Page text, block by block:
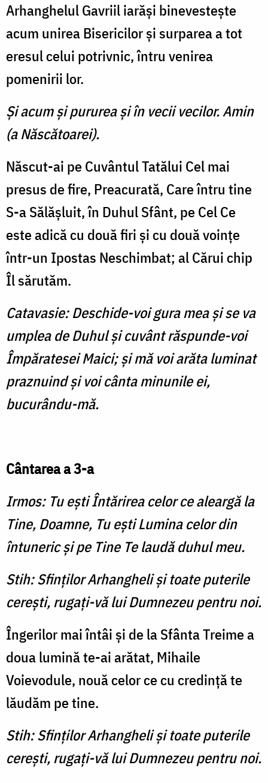
Arhanghelul Gavriil iarăşi binevesteşte
acum unirea Bisericilor şi surparea a tot
eresul celui potrivnic, întru venirea
pomenirii lor.
Şi acum şi pururea şi în vecii vecilor. Amin
(a Născătoarei).
Născut-ai pe Cuvântul Tatălui Cel mai
presus de fire, Preacurată, Care întru tine
S-a Sălăşluit, în Duhul Sfânt, pe Cel Ce
este adică cu două firi şi cu două voinţe
într-un Ipostas Neschimbat; al Cărui chip
Îl sărutăm.
Catavasie: Deschide-voi gura mea şi se va
umplea de Duhul şi cuvânt răspunde-voi
Împăratesei Maici; şi mă voi arăta luminat
praznuind şi voi cânta minunile ei,
bucurându-mă.
Cântarea a 3-a
Irmos: Tu eşti Întărirea celor ce aleargă la
Tine, Doamne, Tu eşti Lumina celor din
întuneric şi pe Tine Te laudă duhul meu.
Stih: Sfinţilor Arhangheli şi toate puterile
cereşti, rugaţi-vă lui Dumnezeu pentru noi.
Îngerilor mai întâi şi de la Sfânta Treime a
doua lumină te-ai arătat, Mihaile
Voievodule, nouă celor ce cu credinţă te
lăudăm pe tine.
Stih: Sfinţilor Arhangheli şi toate puterile
cereşti, rugaţi-vă lui Dumnezeu pentru noi.